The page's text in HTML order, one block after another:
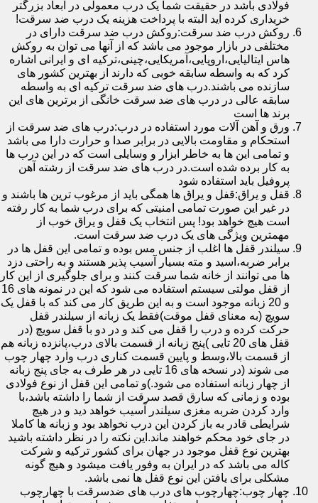
فولادی باشد در حقیقت شما یک درب معمولی در ابعاد بزرگتر
خریداری کرده اید البته با پرداخت هزینه یک درب ضد سرقت!
روکش درب ضد سرقت:روکش درب ضد سرقت دارای در
مختلفی در بازار موجود می باشد که از آنها می توان به روکش
هاس ایتالیایی،اروپایی،آمریکایی،چینی،ترکیه ای و ایرانی اشاره
کرد که به واسطه سابقه خوبی که دارند از بهترین کشور های
سازنده می باشند.درب های ضد سرقت ترکیه ای به واسطه
سابقه عالی در درب های ضد سرقت خانگی از برترین های این
برند ها است
ورق و آهن آلات مورد استفاده در درب:درب های ضد سرقت از
استحکام و مقاومت بالایی در برابر صدا و حرارت دارا می باشد
و تمامی این ها به خاطر ابزار و وسایلی است که در این درب ها
به کار برده شده است.در درب های ضد سرقت از رشته آهن
پروفیل باید استفاده شود
قفل و یراق:قفل و یراق ها همگی باید از مرغوب ترین ها باشند و
در غیر این صورت تمامی امنیتی که برای درب شما به کار رفته
است هیچ خواهد بود! پس انتخاب یک قفل و یراق خوب از
مهمترین ویژگی های یک درب ضد سرقت است.
سیلندر قفل ها اغلب از جنس مس بوده و تمامی این قفل ها در
برابر ضربه،اسید و مته بسیار آسیب پذیر هستند و به راحتی دزد
ها می توانند از خانه شما سرقت کنند و برای جلوگیری از این کار
از قفل مولتی سیستم استفاده می شود که این در نمونه های 16
و 20 زبانه موجود است و به این طریق کار می کند که با قفل یک
سویچ (به معنای قفل موقت)فقط یک زبانه از سیلندر قفل
حرکت کرده و درب را قفل می کند و در دو با قفل سویچ (در
قفل های 20 تایی )پنج زبانه از قسمت بالای درب،پانزده زبانه هم
از قسمت بالا،وسط و پایین قسمت کناری درب وارد چهار چوب
می شوند (در نسخه های 16 تایی در هر طرف به جای پنج زبانه
از چهار زبانه استفاده می شود.)و تمامی این قفل از نوع فولادی
بوده و زمانی که سارق قصد سرقت از شما را داشته باشد،با
وارد کردن ضربه مغزی سیلندر آسیب خواهد دید و در هیچ
شرایطی قادر به باز کردن این درب نخواهد بود و زبانه ها کاملا
در جای خود محکم خواهند ماند.این نکته را در نظر داشته باشید
بهترین نوع قفل موجود در جهان برای کشور ترکیه و شرکت
کاله می باشد که در ایران به وفور یافت میشود و هیچ گونه
مشکلی برای یافتن این نوع قفل ها نمی باشد.
چهار چوب:چهارچوب های درب های ضدسرقت با چهارچوب